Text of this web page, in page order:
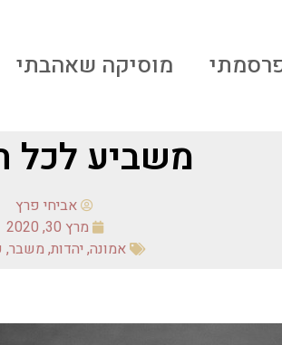
מוסיקה שאהבתי
משביע לכל
אביחי פרץ
מרץ 30, 2020
אמונה, יהדות, משבר,